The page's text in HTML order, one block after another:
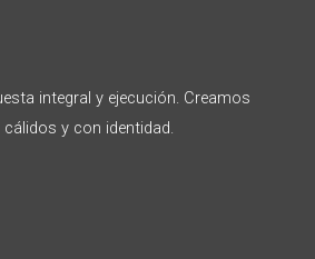
integral y ejecución. Creamos
y con identidad.